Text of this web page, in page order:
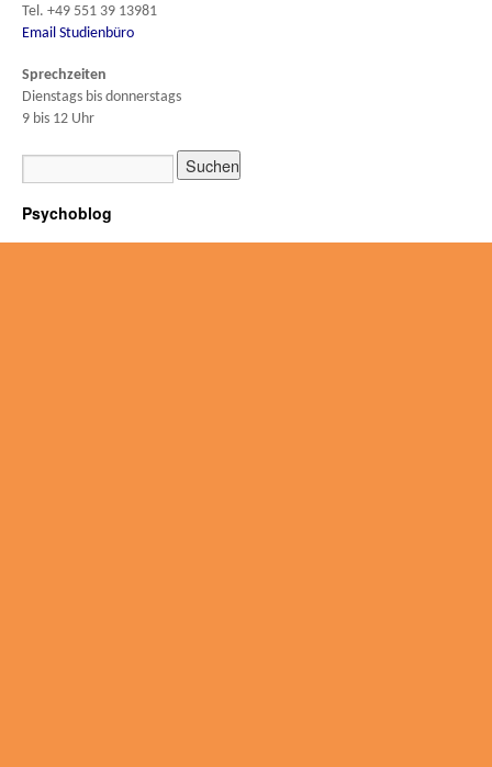
Tel. +49 551 39 13981
Email Studienbüro
Sprechzeiten
Dienstags bis donnerstags
9 bis 12 Uhr
Psychoblog